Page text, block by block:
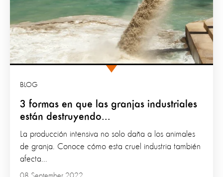
3 formas en que las granjas industriales
están destruyendo...
BLOG
La producción intensiva no solo daña a los animales
de granja. Conoce cómo esta cruel industria también
afecta...